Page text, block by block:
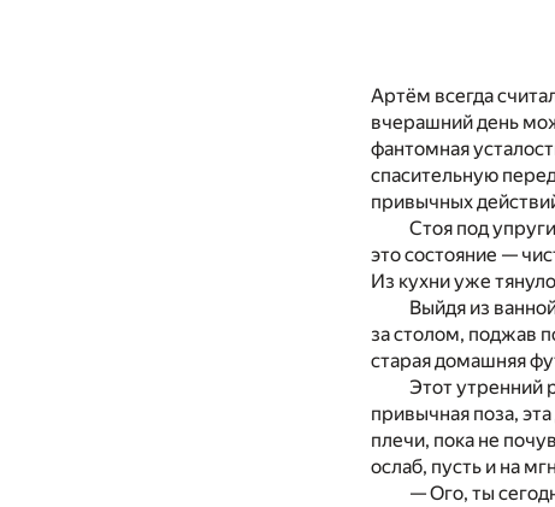
Артём всегда
вчерашний день
фантомная
спасительную
привычных
Стоя под
это состояние —
Из кухни уже
Выйдя из
за столом, поджав
старая домашняя
Этот утренний
привычная поза,
плечи, пока не
ослаб, пусть и на
— Ого, ты